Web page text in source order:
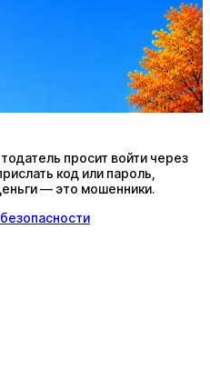
просит войти через
код или пароль,
— это мошенники.